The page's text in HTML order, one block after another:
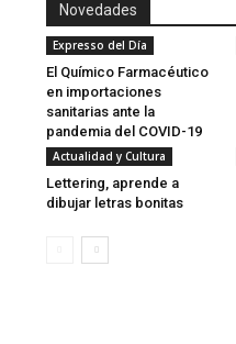
Novedades
Expresso del Día
El Químico Farmacéutico
en importaciones
sanitarias ante la
pandemia del COVID-19
Actualidad y Cultura
Lettering, aprende a
dibujar letras bonitas